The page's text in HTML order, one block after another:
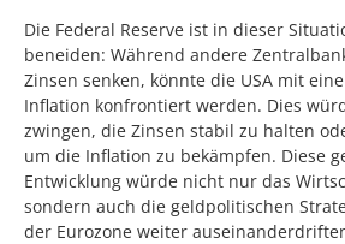
Die Federal Reserve ist in dieser
beneiden: Während andere
Zinsen senken, könnte die USA mit
Inflation konfrontiert werden. Dies
zwingen, die Zinsen stabil zu halten
um die Inflation zu bekämpfen. Diese
Entwicklung würde nicht nur das
sondern auch die geldpolitischen
der Eurozone weiter